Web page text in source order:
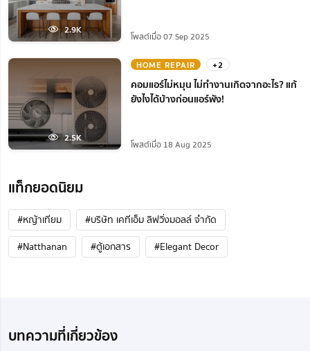
2.9K
โพสต์เมื่อ 07 Sep 2025
2.5K
HOME REPAIR +2
คอมแอร์ไม่หมุน ไม่ทํางานเกิดจากอะไร? แก้
ยังไงได้บ้างก่อนแอร์พัง!
โพสต์เมื่อ 18 Aug 2025
แท็กยอดนิยม
#หญ้าเทียม
#บริษัท เคทีเอ็ม ลิฟวิ่งมอลล์ จำกัด
#Natthanan
#ตู้เอกสาร #Elegant Decor
บทความที่เกี่ยวข้อง